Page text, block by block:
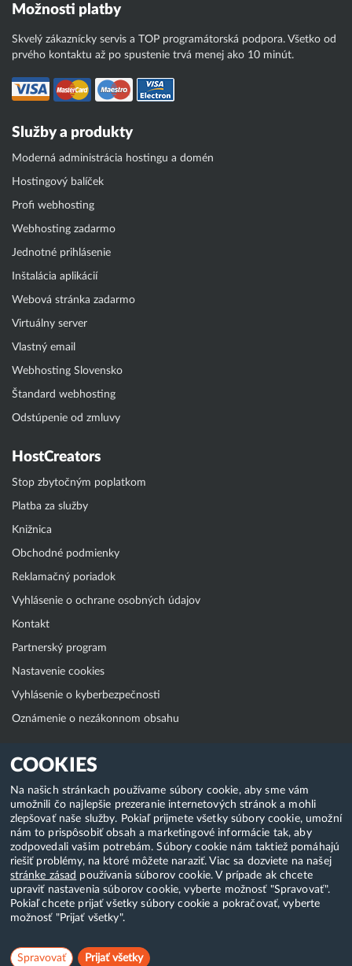
COOKIES
Na našich stránkach používame súbory cookie, aby sme vám
umožnili čo najlepšie prezeranie internetových stránok a mohli
zlepšovať naše služby. Pokiaľ prijmete všetky súbory cookie, umožní
nám to prispôsobiť obsah a marketingové informácie tak, aby
zodpovedali vašim potrebám. Súbory cookie nám taktiež pomáhajú
riešiť problémy, na ktoré môžete naraziť. Viac sa dozviete na našej
stránke zásad používania súborov cookie. V prípade ak chcete
upraviť nastavenia súborov cookie, vyberte možnosť "Spravovať".
Pokiaľ chcete prijať všetky súbory cookie a pokračovať, vyberte
možnosť "Prijať všetky".
Spravovať Prijať všetky
Možnosti platby
Skvelý zákaznícky servis a TOP programátorská podpora. Všetko od
prvého kontaktu až po spustenie trvá menej ako 10 minút.
Služby a produkty
Moderná administrácia hostingu a domén
Hostingový balíček
Profi webhosting
Webhosting zadarmo
Jednotné prihlásenie
Inštalácia aplikácií
Webová stránka zadarmo
Virtuálny server
Vlastný email
Webhosting Slovensko
Štandard webhosting
Odstúpenie od zmluvy
HostCreators
Stop zbytočným poplatkom
Platba za služby
Knižnica
Obchodné podmienky
Reklamačný poriadok
Vyhlásenie o ochrane osobných údajov
Kontakt
Partnerský program
Nastavenie cookies
Vyhlásenie o kyberbezpečnosti
Oznámenie o nezákonnom obsahu
Klientská zóna
WebAdmin
WebMail
Zmena hesla (E-mail, FTP, SSH)
Webhosting
Domény
Copyright & 2018-2026 HostCreators. Všetky práva vyhradené